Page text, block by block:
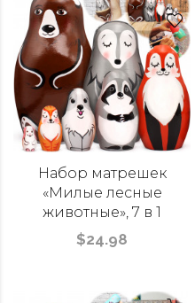
Набор матрешек
«Милые лесные
животные», 7 в 1
$24.98